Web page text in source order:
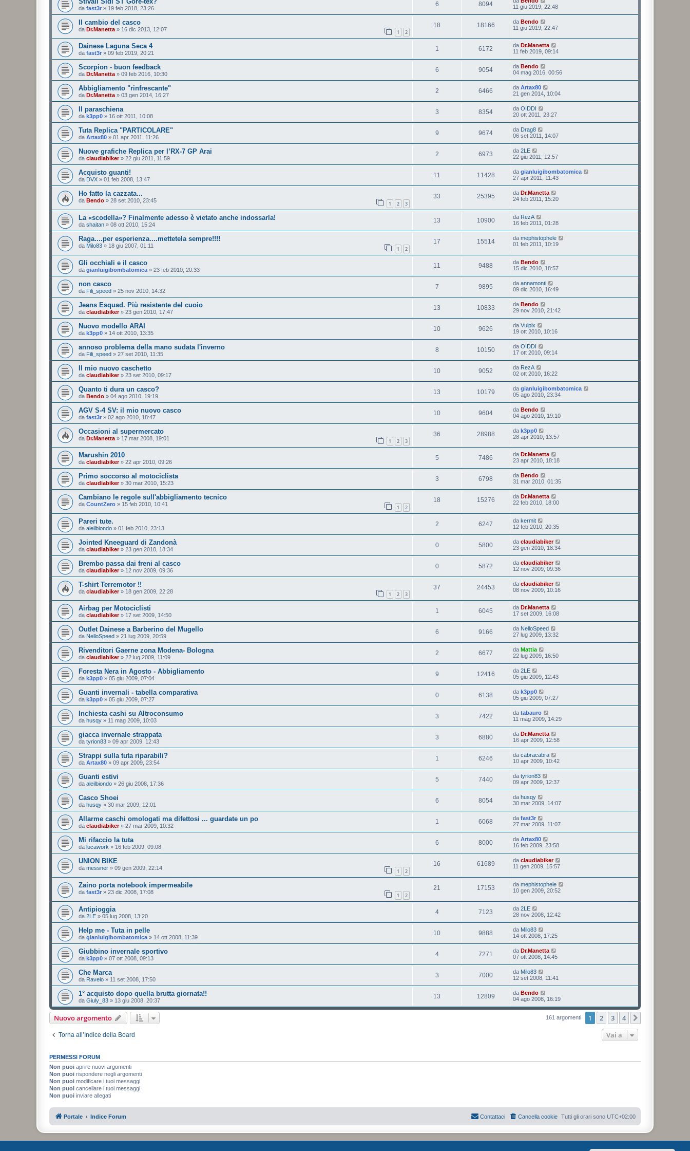
da fast3r » 19 feb 2018, 23:26
6 8094
11 giu 2019, 22:48
Il cambio del casco
da Dr.Manetta » 16 dic 2013, 12:07 1 2
18 18166 da Bendo
11 giu 2019, 22:47
Dainese Laguna Seca 4
da fast3r » 09 feb 2019, 20:21
1 6172 da Dr.Manetta
11 feb 2019, 09:14
Scorpion - buon feedback
da Dr.Manetta » 09 feb 2016, 10:30
6 9054 da Bendo
04 mag 2016, 00:56
Abbigliamento "rinfrescante"
da Dr.Manetta » 03 gen 2014, 16:27
2 6466 da Artax80
21 gen 2014, 10:04
Il paraschiena
da k3pp0 » 16 ott 2011, 10:08
3 8354 da OIDDI
20 ott 2011, 23:27
Tuta Replica "PARTICOLARE"
da Artax80 » 01 apr 2011, 11:26
9 9674 da Drag8
06 set 2011, 14:07
Nuove grafiche Replica per l’RX-7 GP Arai
da claudiabiker» 22 giu 2011, 11:59
2 6973 da 2LE
22 giu 2011, 12:57
Acquisto guanti!
da DVX » 01 feb 2008, 13:47
11 11428 da gianluigibombatomica
27 apr 2011, 11:43
Ho fatto la cazzata...
da Bendo » 28 set 2010, 23:45 1 2 3
33 25395 da Dr.Manetta
24 feb 2011, 15:20
La «scodella»? Finalmente adesso è vietato anche indossarla!
da shaitan » 08 ott 2010, 15:24
13 10900 da RezA
16 feb 2011, 01:28
Raga....per esperienza....mettetela sempre!!!!
da Milo83 » 18 giu 2007, 01:11 1 2
17 15514 da mephistophele
01 feb 2011, 10:19
Gli occhiali e il casco
da gianluigibombatomica » 23 feb 2010, 20:33
11 9488 da Bendo
15 dic 2010, 18:57
non casco
da Fili_speed » 25 nov 2010, 14:32
7 9895 da annamonti
09 dic 2010, 16:49
Jeans Esquad. Più resistente del cuoio
da claudiabiker» 23 gen 2010, 17:47
13 10833 da Bendo
29 nov 2010, 21:42
Nuovo modello ARAI
da k3pp0 » 14 ott 2010, 13:35
10 9626 da Vulpix
19 ott 2010, 10:16
annoso problema della mano sudata l'inverno
da Fili_speed » 27 set 2010, 11:35
8 10150 da OIDDI
17 ott 2010, 09:14
Il mio nuovo caschetto
da claudiabiker» 23 set 2010, 09:17
10 9052 da RezA
02 ott 2010, 16:22
Quanto ti dura un casco?
da Bendo » 04 ago 2010, 19:19
13 10179 da gianluigibombatomica
05 ago 2010, 23:34
AGV S-4 SV: il mio nuovo casco
da fast3r » 02 ago 2010, 18:47
10 9604 da Bendo
04 ago 2010, 19:10
Occasioni al supermercato
da Dr.Manetta » 17 mar 2008, 19:01 1 2 3
36 28988 da k3pp0
28 apr 2010, 13:57
Marushin 2010
da claudiabiker» 22 apr 2010, 09:26
5 7486 da Dr.Manetta
23 apr 2010, 18:18
Primo soccorso al motociclista
da claudiabiker» 30 mar 2010, 15:23
3 6798 da Bendo
31 mar 2010, 01:35
Cambiano le regole sull'abbigliamento tecnico
da CountZero » 15 feb 2010, 10:41 1 2
18 15276 da Dr.Manetta
22 feb 2010, 18:00
Pareri tute.
da aleilbiondo » 01 feb 2010, 23:13
2 6247 da kermit
12 feb 2010, 20:35
Jointed Kneeguard di Zandonà
da claudiabiker» 23 gen 2010, 18:34
0 5800 da claudiabiker
23 gen 2010, 18:34
Brembo passa dai freni al casco
da claudiabiker» 12 nov 2009, 09:36
0 5872 da claudiabiker
12 nov 2009, 09:36
T-shirt Terremotor !!
da claudiabiker» 18 gen 2009, 22:28 1 2 3
37 24453 da claudiabiker
08 nov 2009, 10:16
Airbag per Motociclisti
da claudiabiker» 17 set 2009, 14:50
1 6045 da Dr.Manetta
17 set 2009, 16:08
Outlet Dainese a Barberino del Mugello
da NelloSpeed » 21 lug 2009, 20:59
6 9166 da NelloSpeed
27 lug 2009, 13:32
Rivenditori Gaerne zona Modena- Bologna
da claudiabiker» 22 lug 2009, 11:09
2 6677 da Mattia
22 lug 2009, 16:50
Foresta Nera in Agosto - Abbigliamento
da k3pp0 » 05 giu 2009, 07:04
9 12416 da 2LE
05 giu 2009, 12:43
Guanti invernali - tabella comparativa
da k3pp0 » 05 giu 2009, 07:27
0 6138 da k3pp0
05 giu 2009, 07:27
Inchiesta cashi su Altroconsumo
da husqy » 11 mag 2009, 10:03
3 7422 da tabauro
11 mag 2009, 14:29
giacca invernale strappata
da tyrion83 » 09 apr 2009, 12:43
3 6880 da Dr.Manetta
16 apr 2009, 12:58
Strappi sulla tuta riparabili?
da Artax80 » 09 apr 2009, 23:54
1 6246 da cabracabra
10 apr 2009, 10:42
Guanti estivi
da aleilbiondo » 26 giu 2008, 17:36
5 7440 da tyrion83
09 apr 2009, 12:37
Casco Shoei
da husqy » 30 mar 2009, 12:01
6 8054 da husqy
30 mar 2009, 14:07
Allarme caschi omologati ma difettosi ... guardate un po
da claudiabiker» 27 mar 2009, 10:32
1 6068 da fast3r
27 mar 2009, 11:07
Mi rifaccio la tuta
da lucawork » 16 feb 2009, 09:08
6 8000 da Artax80
16 feb 2009, 23:58
UNION BIKE
da messner » 09 gen 2009, 22:14 1 2
16 61689 da claudiabiker
11 gen 2009, 15:57
Zaino porta notebook impermeabile
da fast3r » 23 dic 2008, 17:08 1 2
21 17153 da mephistophele
10 gen 2009, 20:52
Antipioggia
da 2LE » 05 lug 2008, 13:20
4 7123 da 2LE
28 nov 2008, 12:42
Help me - Tuta in pelle
da gianluigibombatomica » 14 ott 2008, 11:39
10 9888 da Milo83
14 ott 2008, 17:25
Giubbino invernale sportivo
da k3pp0 » 07 ott 2008, 09:13
4 7271 da Dr.Manetta
07 ott 2008, 14:45
Che Marca
da Ravelo » 11 set 2008, 17:50
3 7000 da Milo83
12 set 2008, 11:41
1° acquisto dopo quella brutta giornata!!
da Giuly_83 » 13 giu 2008, 20:37
13 12809 da Bendo
04 ago 2008, 16:19
Nuovo argomento 161 argomenti 1 2 3 4
Torna all’Indice della Board Vai a
PERMESSI FORUM
Non puoi aprire nuovi argomenti
Non puoi rispondere negli argomenti
Non puoi modificare i tuoi messaggi
Non puoi cancellare i tuoi messaggi
Non puoi inviare allegati
Portale Indice Forum Tutti gli orari sono UTC+02:00
Cancella cookie
Contattaci
Creato daphpBB® Forum Software © phpBB Limited